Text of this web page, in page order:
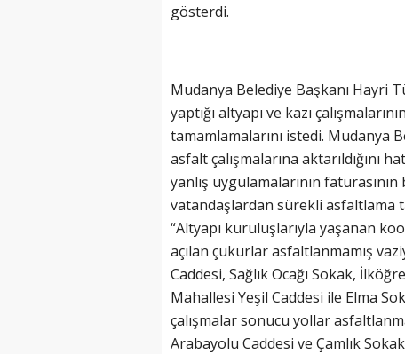
gösterdi.
Mudanya Belediye Başkanı Hayri
yaptığı altyapı ve kazı
tamamlamalarını istedi. Mudanya
asfalt çalışmalarına aktarıldığını
yanlış uygulamalarının
vatandaşlardan sürekli asfaltlama
“Altyapı kuruluşlarıyla yaşanan
açılan çukurlar asfaltlanmamış
Caddesi, Sağlık Ocağı Sokak,
Mahallesi Yeşil Caddesi ile Elma
çalışmalar sonucu yollar
Arabayolu Caddesi ve Çamlık